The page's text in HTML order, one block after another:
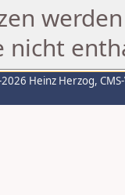
nicht
Heinz Herzog,